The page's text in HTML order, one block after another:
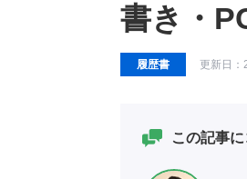
書き・
履歴書 更新日：
この記事